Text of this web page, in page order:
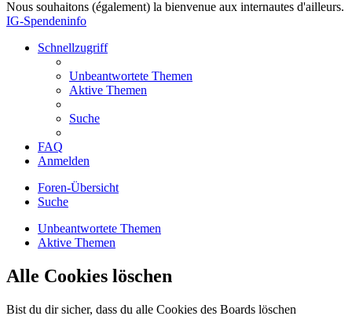
Nous souhaitons (également) la bienvenue aux internautes d'ailleurs.
IG-Spendeninfo
Schnellzugriff
Unbeantwortete Themen
Aktive Themen
Suche
FAQ
Anmelden
Foren-Übersicht
Suche
Unbeantwortete Themen
Aktive Themen
Alle Cookies löschen
Bist du dir sicher, dass du alle Cookies des Boards löschen